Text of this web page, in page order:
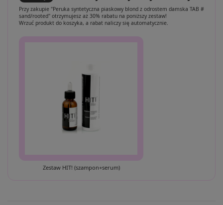
Przy zakupie "Peruka syntetyczna piaskowy blond z odrostem damska TAB #
sand/rooted" otrzymujesz aż 30% rabatu na poniższy zestaw!
Wrzuć produkt do koszyka, a rabat naliczy się automatycznie.
Zestaw HIT! (szampon+serum)